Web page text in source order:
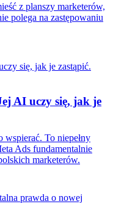
z planszy marketerów,
polega na zastępowaniu
AI uczy się, jak je
wspierać. To niepełny
Ads fundamentalnie
marketerów.